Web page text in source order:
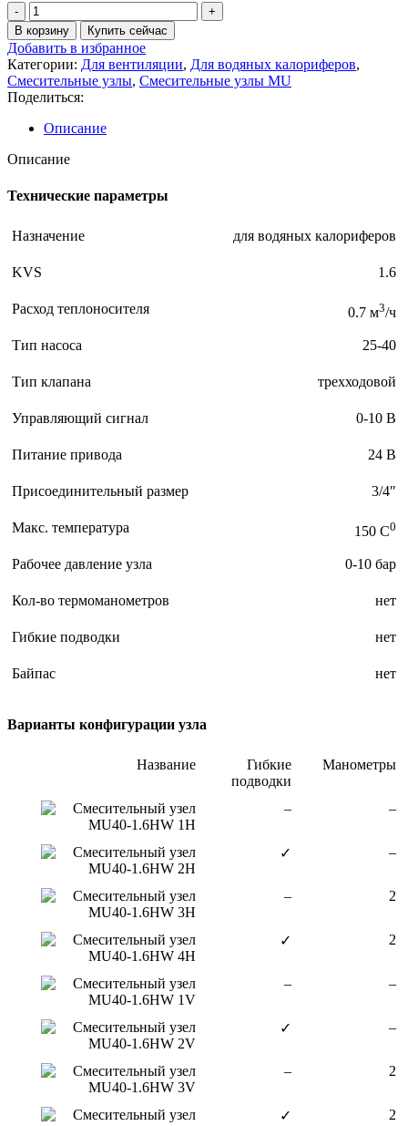
Количество
товара
Смесительный
узел
MU40-
1.6HW
1V
В корзину Купить сейчас
Добавить в избранное
Категории: Для вентиляции, Для водяных калориферов,
Смесительные узлы, Смесительные узлы MU
Поделиться:
Описание
Описание
Технические параметры
Назначение для водяных калориферов
KVS 1.6
Расход теплоносителя 0.7 м3/ч
Тип насоса 25-40
Тип клапана трехходовой
Управляющий сигнал 0-10 В
Питание привода 24 В
Присоединительный размер 3/4″
Макс. температура 150 C0
Рабочее давление узла 0-10 бар
Кол-во термоманометров нет
Гибкие подводки нет
Байпас нет
Варианты конфигурации узла
Название
Гибкие
подводки
Манометры
Смесительный узел
MU40-1.6HW 1H
– –
Смесительный узел
MU40-1.6HW 2H
✓ –
Смесительный узел
MU40-1.6HW 3H
– 2
Смесительный узел
MU40-1.6HW 4H
✓ 2
Смесительный узел
MU40-1.6HW 1V
– –
Смесительный узел
MU40-1.6HW 2V
✓ –
Смесительный узел
MU40-1.6HW 3V
– 2
Смесительный узел
✓ 2